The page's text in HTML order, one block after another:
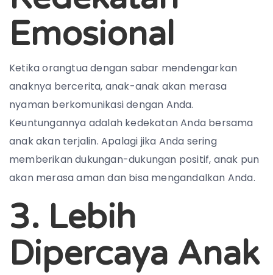
Emosional
Ketika orangtua dengan sabar mendengarkan
anaknya bercerita, anak-anak akan merasa
nyaman berkomunikasi dengan Anda.
Keuntungannya adalah kedekatan Anda bersama
anak akan terjalin. Apalagi jika Anda sering
memberikan dukungan-dukungan positif, anak pun
akan merasa aman dan bisa mengandalkan Anda.
3. Lebih
Dipercaya Anak